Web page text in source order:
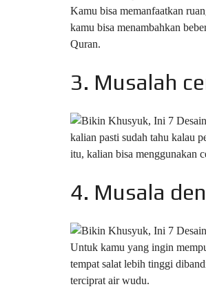
Kamu bisa memanfaatkan
kamu bisa menambahkan
Quran.
3. Musalah
kalian pasti sudah tahu kalau
itu, kalian bisa menggunakan
4. Musala
Untuk kamu yang ingin
tempat salat lebih tinggi
terciprat air wudu.